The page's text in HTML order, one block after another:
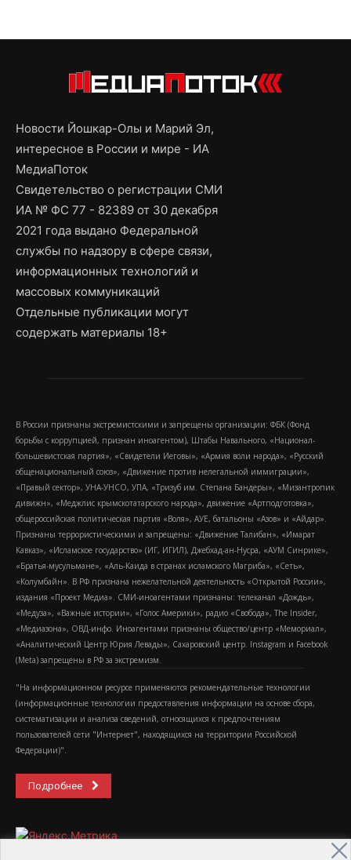
Новости Йошкар-Олы и Марий Эл,
интересное в России и мире - ИА
МедиаПоток
Свидетельство о регистрации СМИ
ИА № ФС 77 - 82389 от 30 декабря
2021 года выдано Федеральной
службы по надзору в сфере связи,
информационных технологий и
массовых коммуникаций
Отдельные публикации могут
содержать материалы 18+
В России признаны экстремистскими и запрещены организации: ФБК (Фонд
борьбы с коррупцией, признан иноагентом), Штабы Навального, «Национал-
большевистская партия», «Свидетели Иеговы», «Армия воли народа», «Русский
общенациональный союз», «Движение против нелегальной иммиграции»,
«Правый сектор», УНА-УНСО, УПА, «Тризуб им. Степана Бандеры», «Мизантропик
дивижн», «Меджлис крымскотатарского народа», движение «Артподготовка»,
общероссийская политическая партия «Воля», АУЕ, батальоны «Азов» и «Айдар».
Признаны террористическими и запрещены: «Движение Талибан», «Имарат
Кавказ», «Исламское государство» (ИГ, ИГИЛ), Джебхад-ан-Нусра, «АУМ Синрике»,
«Братья-мусульмане», «Аль-Каида в странах исламского Магриба», «Сеть»,
«Колумбайн». В РФ признана нежелательной деятельность «Открытой России»,
издания «Проект Медиа». СМИ-иноагентами признаны: телеканал «Дождь»,
«Медуза», «Важные истории», «Голос Америки», радио «Свобода», The Insider,
«Медиазона», ОВД-инфо. Иноагентами признаны общество/центр «Мемориал»,
«Аналитический Центр Юрия Левады», Сахаровский центр. Instagram и Facebook
(Metа) запрещены в РФ за экстремизм.
"На информационном ресурсе применяются рекомендательные технологии
(информационные технологии предоставления информации на основе сбора,
систематизации и анализа сведений, относящихся к предпочтениям
пользователей сети "Интернет", находящихся на территории Российской
Федерации)".
Подробнее